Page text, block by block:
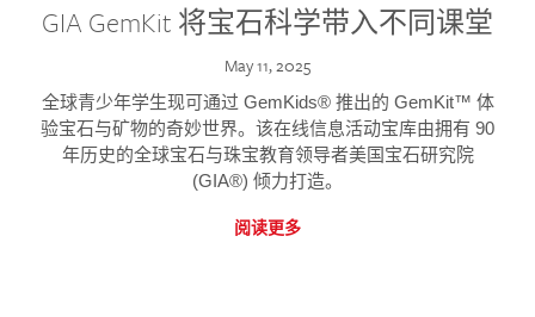
GIA GemKit 将宝石科学带入不同课堂
May 11, 2025
全球青少年学生现可通过 GemKids® 推出的 GemKit™ 体
验宝石与矿物的奇妙世界。该在线信息活动宝库由拥有 90
年历史的全球宝石与珠宝教育领导者美国宝石研究院
(GIA®) 倾力打造。
阅读更多